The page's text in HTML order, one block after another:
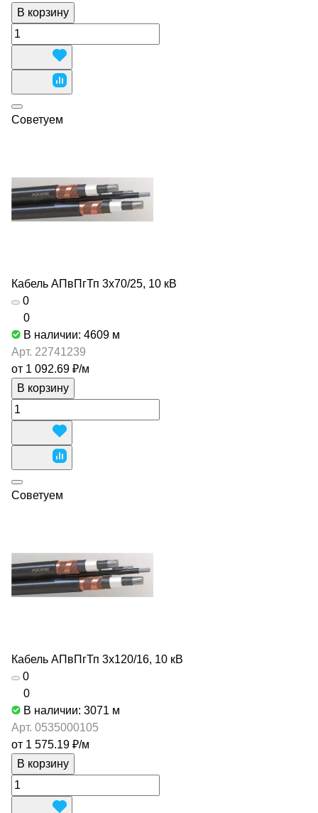
В корзину
Советуем
Кабель АПвПгТп 3х70/25, 10 кВ
0
0
В наличии: 4609 м
Арт. 22741239
от 1 092.69 ₽/м
В корзину
Советуем
Кабель АПвПгТп 3х120/16, 10 кВ
0
0
В наличии: 3071 м
Арт. 0535000105
от 1 575.19 ₽/м
В корзину